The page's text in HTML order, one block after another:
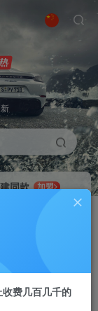
同款
加盟
费几百几千的